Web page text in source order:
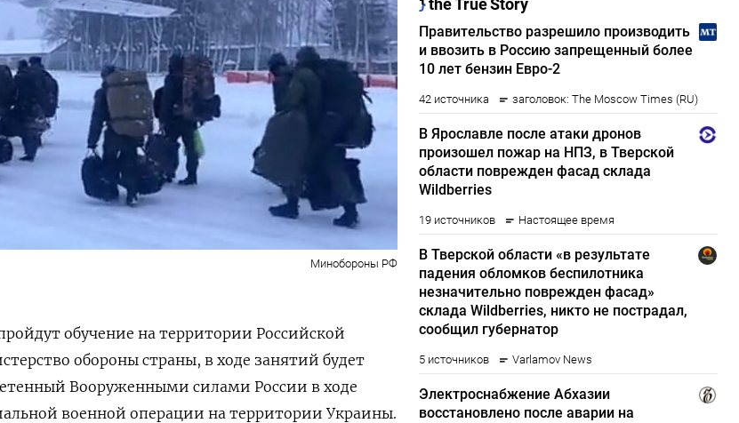
Минобороны РФ
обучение на территории Российской
обороны страны, в ходе занятий будет
Вооруженными силами России в ходе
военной операции на территории Украины.